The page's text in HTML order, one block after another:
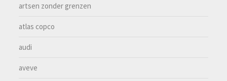
artsen zonder grenzen
atlas copco
audi
aveve